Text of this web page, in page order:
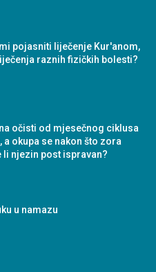
pojasniti liječenje Kur'anom,
raznih fizičkih bolesti?
očisti od mjesečnog ciklusa
a okupa se nakon što zora
li njezin post ispravan?
u namazu